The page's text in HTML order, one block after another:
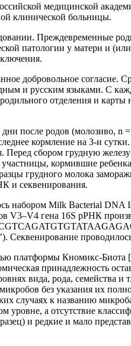
медицинской
клинической больницы.
Преждевременные
патологии у матери и
добровольное согласие.
и русским языками. С
отделения и
после родов (молозиво,
кормление на 3-и
сбором грудную
кормившие
грудного молока
и секвенирования.
набором Milk Bacterial
V3–V4 гена 16S рРНК
платформы Кномикс-
принадлежность
вида, рода,
без указания их
случаях к названию
а отсутствие
и редкие и мало